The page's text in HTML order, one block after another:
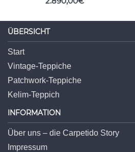
ÜBERSICHT
Start
Vintage-Teppiche
Patchwork-Teppiche
Kelim-Teppich
INFORMATION
Über uns – die Carpetido Story
Impressum